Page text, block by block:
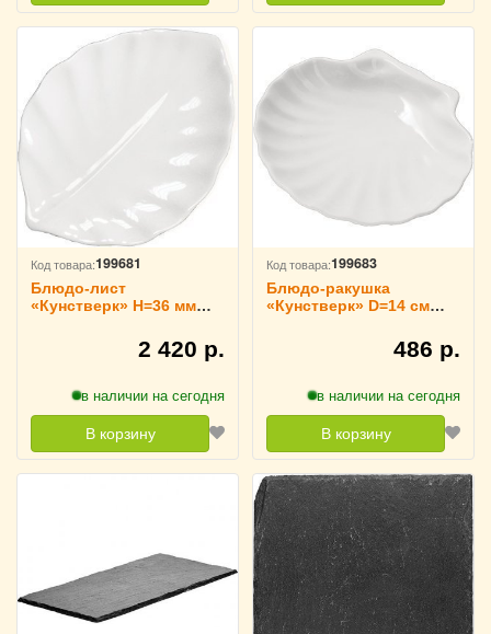
Код товара:199681
Блюдо-лист
«Кунстверк» H=36 мм
KunstWerk, 30207352 420 р.
в наличии на сегодня
В корзину
Код товара:199683
Блюдо-ракушка
«Кунстверк» D=14 см
KunstWerk, 3020737486 р.
в наличии на сегодня
В корзину